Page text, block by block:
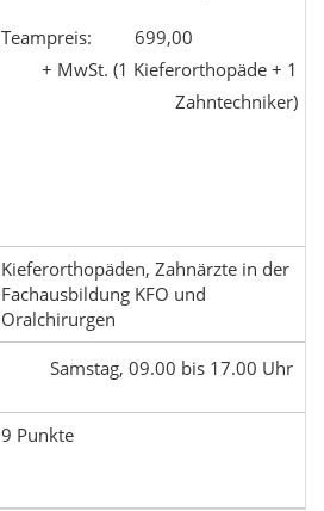
Teampreis: 699,00
+ MwSt. (1 Kieferorthopäde + 1
Zahntechniker)
Kieferorthopäden, Zahnärzte in der
Fachausbildung KFO und
Oralchirurgen
9 Punkte